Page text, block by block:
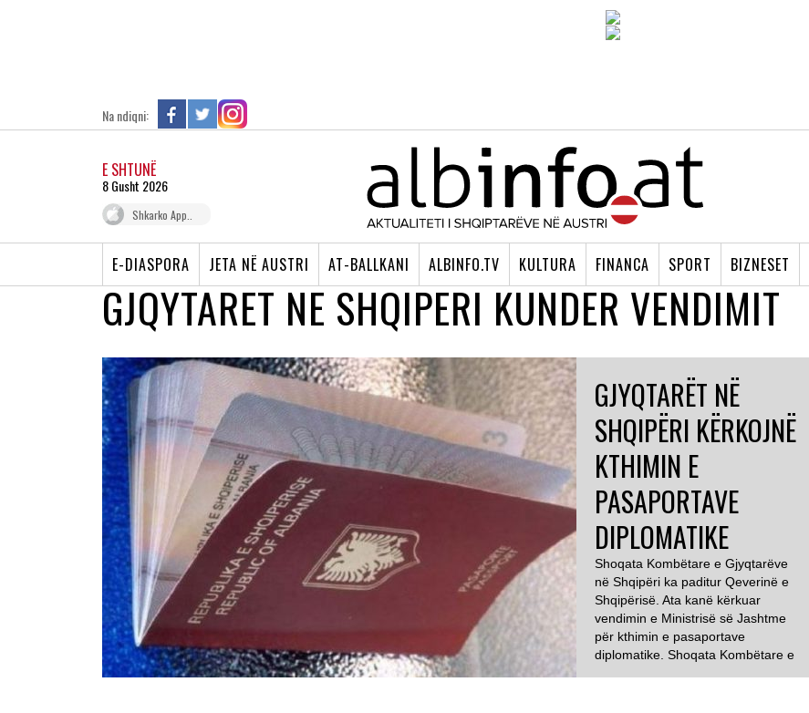
Na ndiqni:
E SHTUNË
8 Gusht 2026
Shkarko App..
E-DIASPORA JETA NË AUSTRI AT-BALLKANI ALBINFO.TV KULTURA FINANCA SPORT BIZNESET
GJQYTARET NE SHQIPERI KUNDER VENDIMIT
PASAPORTAT DIPLOMATIKE
GJYQTARËT NË
SHQIPËRI KËRKOJNË
KTHIMIN E
PASAPORTAVE
DIPLOMATIKE
Shoqata Kombëtare e Gjyqtarëve
në Shqipëri ka paditur Qeverinë e
Shqipërisë. Ata kanë kërkuar
vendimin e Ministrisë së Jashtme
për kthimin e pasaportave
diplomatike. Shoqata Kombëtare e